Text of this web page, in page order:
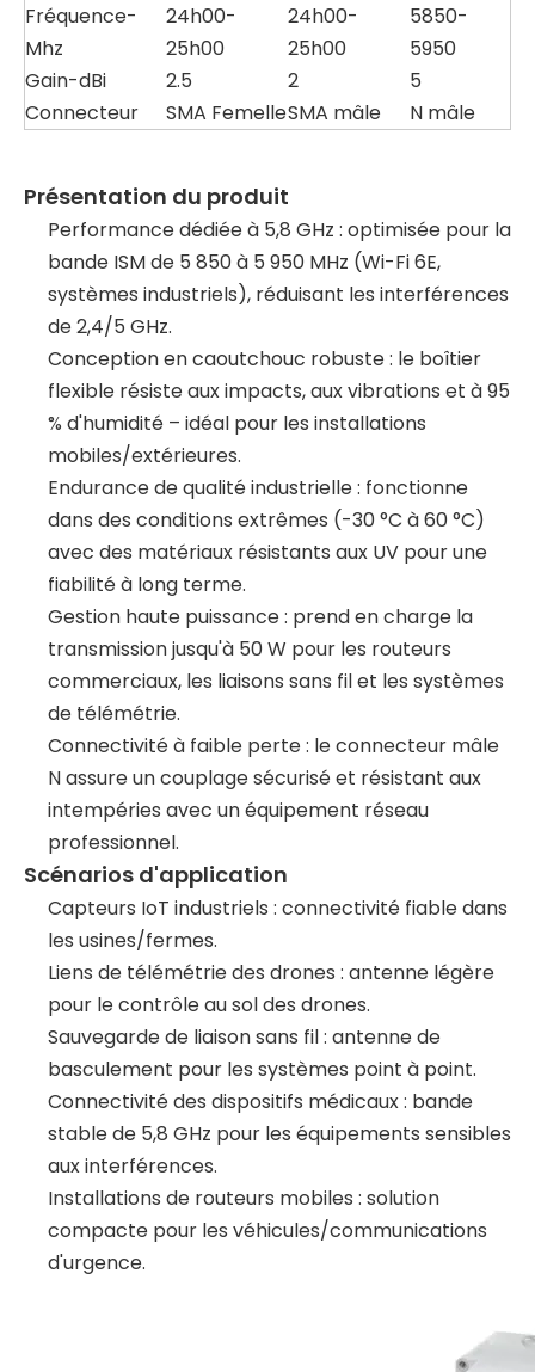
Fréquence-
Mhz
24h00-
25h00
24h00-
25h00
5850-
5950
Gain-dBi
2.5 2
5
Connecteur
SMA FemelleSMA mâle N mâle
Présentation du produit
Performance dédiée à 5,8 GHz : optimisée pour la
bande ISM de 5 850 à 5 950 MHz (Wi-Fi 6E,
systèmes industriels), réduisant les interférences
de 2,4/5 GHz.
Conception en caoutchouc robuste : le boîtier
flexible résiste aux impacts, aux vibrations et à 95
% d'humidité – idéal pour les installations
mobiles/extérieures.
Endurance de qualité industrielle : fonctionne
dans des conditions extrêmes (-30 °C à 60 °C)
avec des matériaux résistants aux UV pour une
fiabilité à long terme.
Gestion haute puissance : prend en charge la
transmission jusqu'à 50 W pour les routeurs
commerciaux, les liaisons sans fil et les systèmes
de télémétrie.
Connectivité à faible perte : le connecteur mâle
N assure un couplage sécurisé et résistant aux
intempéries avec un équipement réseau
professionnel.
Scénarios d'application
Capteurs IoT industriels : connectivité fiable dans
les usines/fermes.
Liens de télémétrie des drones : antenne légère
pour le contrôle au sol des drones.
Sauvegarde de liaison sans fil : antenne de
basculement pour les systèmes point à point.
Connectivité des dispositifs médicaux : bande
stable de 5,8 GHz pour les équipements sensibles
aux interférences.
Installations de routeurs mobiles : solution
compacte pour les véhicules/communications
d'urgence.